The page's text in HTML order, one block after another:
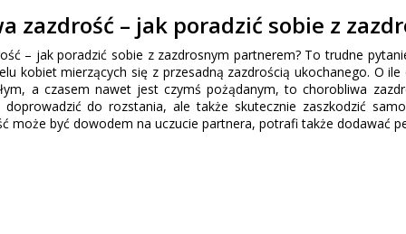
zazdrość – jak poradzić sobie z
– jak poradzić sobie z zazdrosnym partnerem? To trudne
kobiet mierzących się z przesadną zazdrością ukochanego. O
a czasem nawet jest czymś pożądanym, to chorobliwa
doprowadzić do rozstania, ale także skutecznie zaszkodzić
może być dowodem na uczucie partnera, potrafi także dodawać